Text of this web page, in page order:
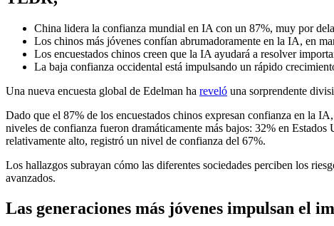
China lidera la confianza mundial en IA con un 87%, muy por
Los chinos más jóvenes confían abrumadoramente en la IA, en
Los encuestados chinos creen que la IA ayudará a resolver
La baja confianza occidental está impulsando un rápido
Una nueva encuesta global de Edelman ha reveló una sorprendente
Dado que el 87% de los encuestados chinos expresan confianza en la
niveles de confianza fueron dramáticamente más bajos: 32% en
relativamente alto, registró un nivel de confianza del 67%.
Los hallazgos subrayan cómo las diferentes sociedades perciben los
avanzados.
Las generaciones más jóvenes impulsan el